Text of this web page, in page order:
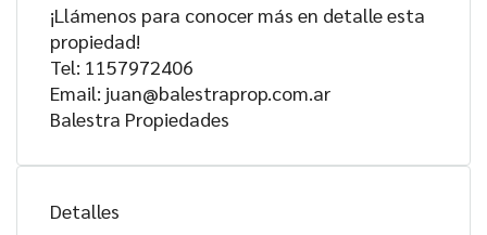
¡Llámenos para conocer más en detalle esta
propiedad!
Tel: 1157972406
Email: juan@balestraprop.com.ar
Balestra Propiedades
Detalles